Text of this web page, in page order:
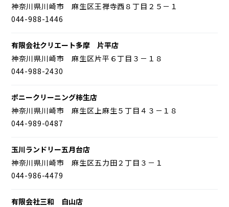
神奈川県川崎市 麻生区王禅寺西８丁目２５－１
044-988-1446
有限会社クリエート多摩 片平店
神奈川県川崎市 麻生区片平６丁目３－１８
044-988-2430
ポニークリーニング柿生店
神奈川県川崎市 麻生区上麻生５丁目４３－１８
044-989-0487
玉川ランドリー五月台店
神奈川県川崎市 麻生区五力田２丁目３－１
044-986-4479
有限会社三和 白山店